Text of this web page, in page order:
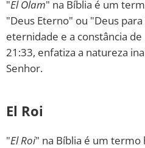
"El Olam" na Bíblia é um
"Deus Eterno" ou "Deus
eternidade e a constância
21:33, enfatiza a natureza
Senhor.
El Roi
"El Roi" na Bíblia é um termo